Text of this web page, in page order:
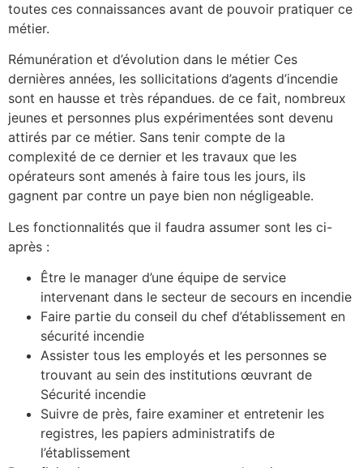
toutes ces connaissances avant de pouvoir pratiquer ce
métier.
Rémunération et d’évolution dans le métier Ces
dernières années, les sollicitations d’agents d’incendie
sont en hausse et très répandues. de ce fait, nombreux
jeunes et personnes plus expérimentées sont devenu
attirés par ce métier. Sans tenir compte de la
complexité de ce dernier et les travaux que les
opérateurs sont amenés à faire tous les jours, ils
gagnent par contre un paye bien non négligeable.
Les fonctionnalités que il faudra assumer sont les ci-
après :
Être le manager d’une équipe de service
intervenant dans le secteur de secours en incendie
Faire partie du conseil du chef d’établissement en
sécurité incendie
Assister tous les employés et les personnes se
trouvant au sein des institutions œuvrant de
Sécurité incendie
Suivre de près, faire examiner et entretenir les
registres, les papiers administratifs de
l’établissement